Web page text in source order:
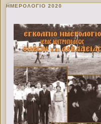
ΗΜΕΡΟΛΟΓΙΟ 2020